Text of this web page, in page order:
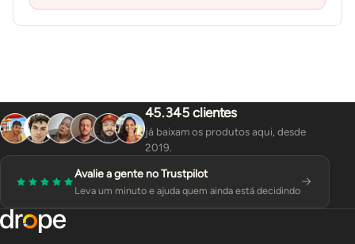
45.345 clientes
já baixam os produtos aqui, desde
2019.
Avalie a gente no Trustpilot
Leva um minuto e ajuda quem ainda está decidindo